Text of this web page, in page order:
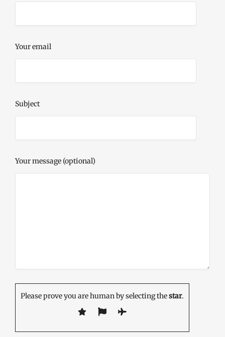
Your email
Subject
Your message (optional)
Please prove you are human by selecting thestar.